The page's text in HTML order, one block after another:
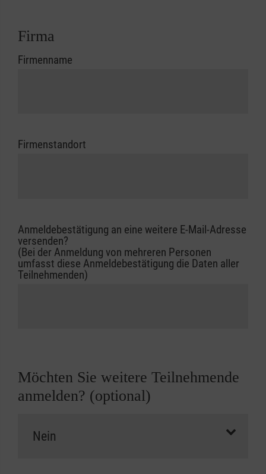
Firma
Firmenname
Firmenstandort
Anmeldebestätigung an eine weitere E-Mail-Adresse
versenden?
(Bei der Anmeldung von mehreren Personen
umfasst diese Anmeldebestätigung die Daten aller
Teilnehmenden)
Möchten Sie weitere Teilnehmende
anmelden? (optional)